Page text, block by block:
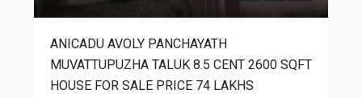
ANICADU AVOLY PANCHAYATH
MUVATTUPUZHA TALUK 8.5 CENT 2600 SQFT
HOUSE FOR SALE PRICE 74 LAKHS